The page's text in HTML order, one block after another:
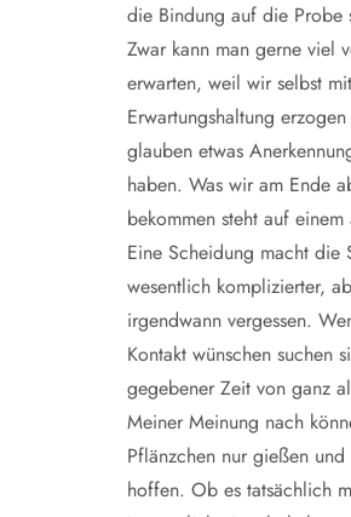
die Bindung auf die Probe
Zwar kann man gerne viel
erwarten, weil wir selbst
Erwartungshaltung
glauben etwas
haben. Was wir am Ende
bekommen steht auf
Eine Scheidung macht die
wesentlich komplizierter,
irgendwann vergessen.
Kontakt wünschen suchen
gegebener Zeit von ganz
Meiner Meinung nach
Pflänzchen nur gießen
hoffen. Ob es tatsächlich